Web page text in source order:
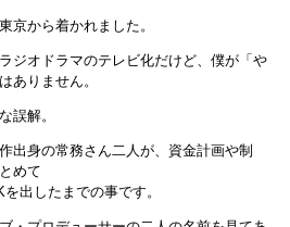
京から着かれました。
ジオドラマのテレビ化だけど、僕が「や
ありません。
誤解。
出身の常務さん二人が、資金計画や制
めて
出したまでの事です。